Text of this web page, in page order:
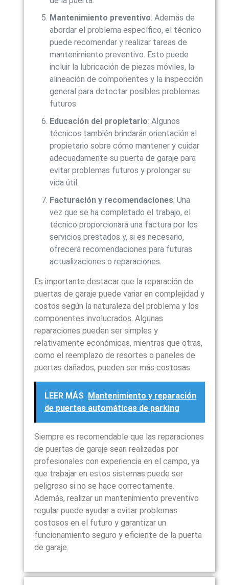
Mantenimiento preventivo: Además de
abordar el problema específico, el técnico
puede recomendar y realizar tareas de
mantenimiento preventivo. Esto puede
incluir la lubricación de piezas móviles, la
alineación de componentes y la inspección
general para detectar posibles problemas
futuros.
Educación del propietario: Algunos
técnicos también brindarán orientación al
propietario sobre cómo mantener y cuidar
adecuadamente su puerta de garaje para
evitar problemas futuros y prolongar su
vida útil.
Facturación y recomendaciones: Una
vez que se ha completado el trabajo, el
técnico proporcionará una factura por los
servicios prestados y, si es necesario,
ofrecerá recomendaciones para futuras
actualizaciones o reparaciones.
Es importante destacar que la reparación de
puertas de garaje puede variar en complejidad y
costos según la naturaleza del problema y los
componentes involucrados. Algunas
reparaciones pueden ser simples y
relativamente económicas, mientras que otras,
como el reemplazo de resortes o paneles de
puertas dañados, pueden ser más costosas.
LEER MÁS Mantenimiento y reparación
de puertas automáticas de parking
Siempre es recomendable que las reparaciones
de puertas de garaje sean realizadas por
profesionales con experiencia en el campo, ya
que trabajar en estos sistemas puede ser
peligroso si no se hace correctamente.
Además, realizar un mantenimiento preventivo
regular puede ayudar a evitar problemas
costosos en el futuro y garantizar un
funcionamiento seguro y eficiente de la puerta
de garaje.